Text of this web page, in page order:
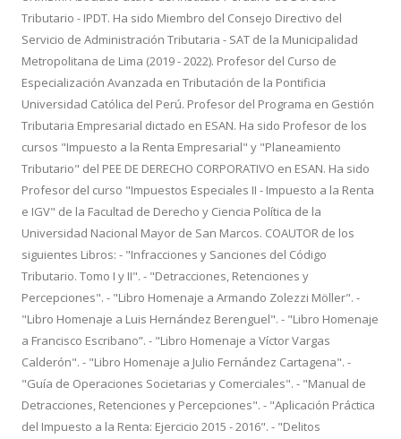
Tributario - IPDT. Ha sido Miembro del Consejo Directivo del
Servicio de Administración Tributaria - SAT de la Municipalidad
Metropolitana de Lima (2019 - 2022). Profesor del Curso de
Especialización Avanzada en Tributación de la Pontificia
Universidad Católica del Perú. Profesor del Programa en Gestión
Tributaria Empresarial dictado en ESAN. Ha sido Profesor de los
cursos "Impuesto a la Renta Empresarial" y "Planeamiento
Tributario" del PEE DE DERECHO CORPORATIVO en ESAN. Ha sido
Profesor del curso "Impuestos Especiales II - Impuesto a la Renta
e IGV" de la Facultad de Derecho y Ciencia Política de la
Universidad Nacional Mayor de San Marcos. COAUTOR de los
siguientes Libros: - "Infracciones y Sanciones del Código
Tributario. Tomo I y II". - "Detracciones, Retenciones y
Percepciones". - "Libro Homenaje a Armando Zolezzi Möller". -
"Libro Homenaje a Luis Hernández Berenguel". - "Libro Homenaje
a Francisco Escribano”. - "Libro Homenaje a Víctor Vargas
Calderón". - "Libro Homenaje a Julio Fernández Cartagena". -
"Guía de Operaciones Societarias y Comerciales". - "Manual de
Detracciones, Retenciones y Percepciones". - "Aplicación Práctica
del Impuesto a la Renta: Ejercicio 2015 - 2016". - "Delitos